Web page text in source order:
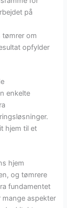
på
tømrer om
opfylder
enkelte
hjem til et
hjem
og tømrere
fundamentet
aspekter